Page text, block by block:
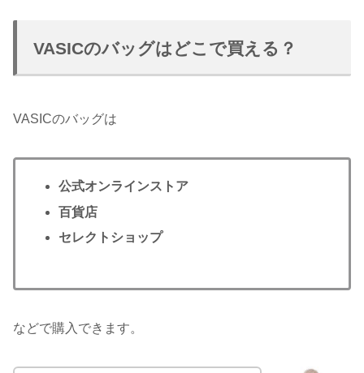
VASICのバッグはどこで買える？
VASICのバッグは
公式オンラインストア
百貨店
セレクトショップ
などで購入できます。